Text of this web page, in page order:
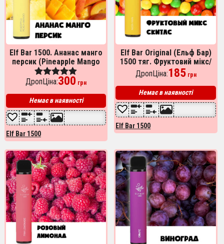
Elf Bar 1500. Ананас манго
персик (Pineapple Mango
Peach)
Оценка
из 5
ДропЦіна:300 грн
Немає в наявності
Elf Bar 1500
Elf Bar Original (Ельф Бар)
1500 тяг. Фруктовий мікс/
скітлс
ДропЦіна:185грн
Немає в наявності
Elf Bar 1500